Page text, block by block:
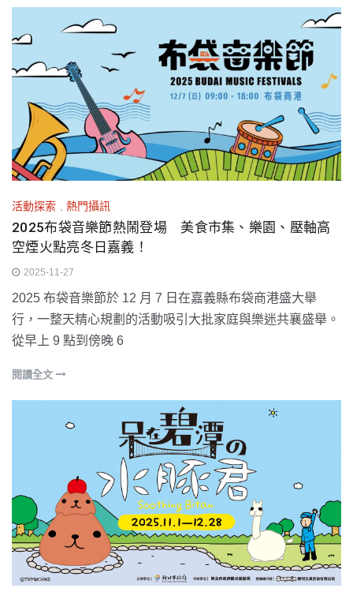
活動探索 熱門攝訊
2025布袋音樂節熱鬧登場 美食市集、樂園、壓軸高
空煙火點亮冬日嘉義！
2025-11-27
2025 布袋音樂節於 12 月 7 日在嘉義縣布袋商港盛大舉
行，一整天精心規劃的活動吸引大批家庭與樂迷共襄盛舉。
從早上 9 點到傍晚 6
閱讀全文